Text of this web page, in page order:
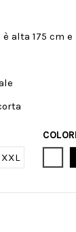
alta 175 cm
XXL